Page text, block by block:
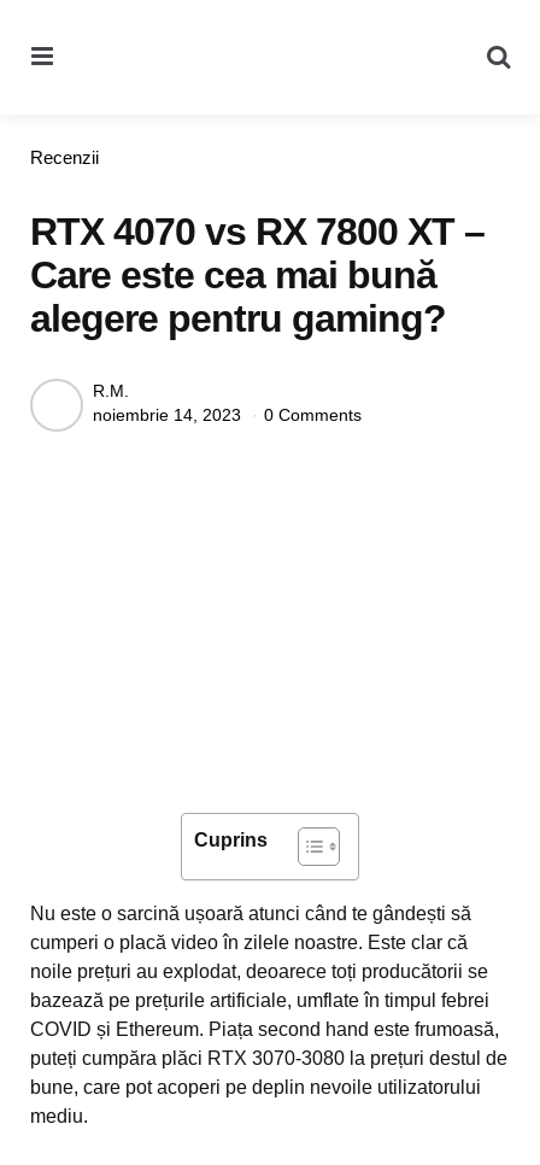
Categories
Recenzii
RTX 4070 vs RX 7800 XT –
Care este cea mai bună
alegere pentru gaming?
Posted
by
R.M.
noiembrie 14, 2023
0 Comments
Cuprins
Nu este o sarcină ușoară atunci când te gândești să
cumperi o placă video în zilele noastre. Este clar că
noile prețuri au explodat, deoarece toți producătorii se
bazează pe prețurile artificiale, umflate în timpul febrei
COVID și Ethereum. Piața second hand este frumoasă,
puteți cumpăra plăci RTX 3070-3080 la prețuri destul de
bune, care pot acoperi pe deplin nevoile utilizatorului
mediu.